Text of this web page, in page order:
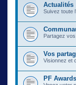
Actualités
Suivez toute
Partagez
Vos
Visionnez et
PF Awards